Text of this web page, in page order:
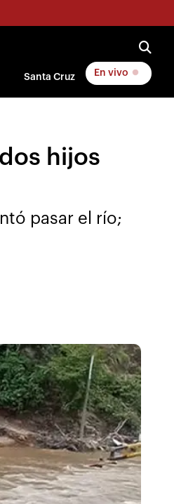
Santa Cruz En vivo
hijos
pasar el río;